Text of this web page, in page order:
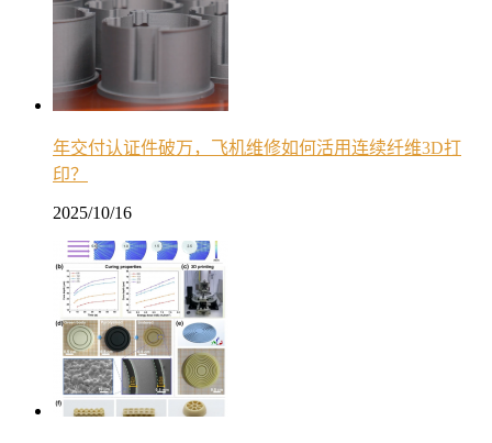
年交付认证件破万，飞机维修如何活用连续纤维3D打
印？
2025/10/16